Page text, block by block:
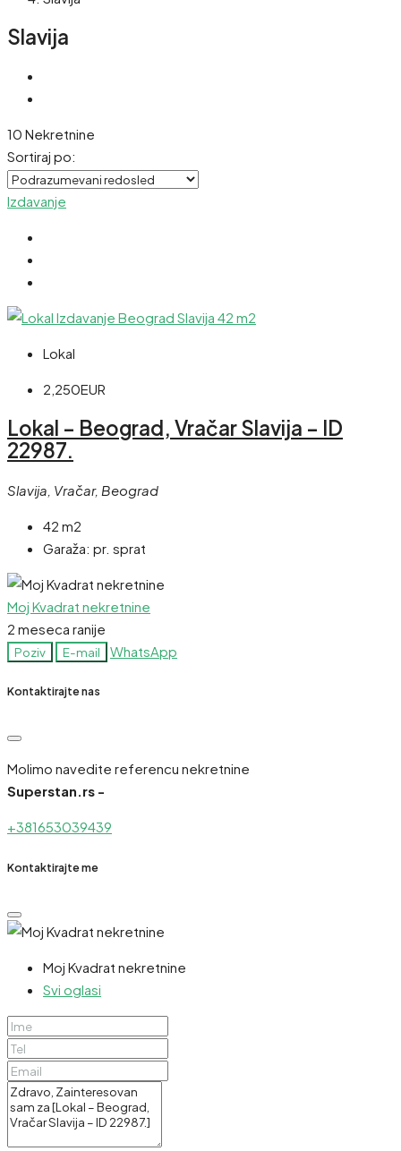
Slavija
10 Nekretnine
Sortiraj po:
Izdavanje
Lokal
2,250EUR
Lokal – Beograd, Vračar Slavija – ID
22987.
Slavija, Vračar, Beograd
42 m2
Garaža: pr. sprat
Moj Kvadrat nekretnine
2 meseca ranije
Poziv E-mail WhatsApp
Kontaktirajte nas
Molimo navedite referencu nekretnine
Superstan.rs -
+381653039439
Kontaktirajte me
Moj Kvadrat nekretnine
Svi oglasi